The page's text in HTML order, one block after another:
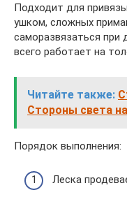
Подходит для
ушком, сложных
саморазвязаться при
всего работает на
Читайте также:
Стороны света
Порядок выполнения:
Леска